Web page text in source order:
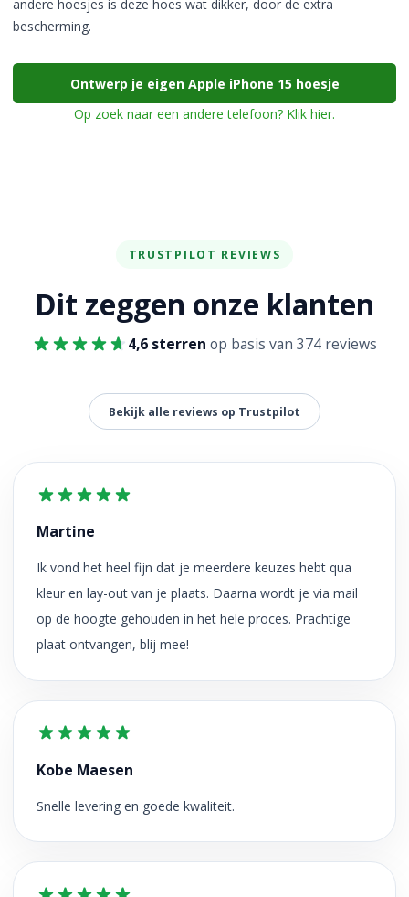
andere hoesjes is deze hoes wat dikker, door de extra
bescherming.
Ontwerp je eigen Apple iPhone 15 hoesje
Op zoek naar een andere telefoon? Klik hier.
TRUSTPILOT REVIEWS
Dit zeggen onze klanten
4,6 sterren op basis van 374 reviews
Bekijk alle reviews op Trustpilot
Martine
Ik vond het heel fijn dat je meerdere keuzes hebt qua
kleur en lay-out van je plaats. Daarna wordt je via mail
op de hoogte gehouden in het hele proces. Prachtige
plaat ontvangen, blij mee!
Kobe Maesen
Snelle levering en goede kwaliteit.